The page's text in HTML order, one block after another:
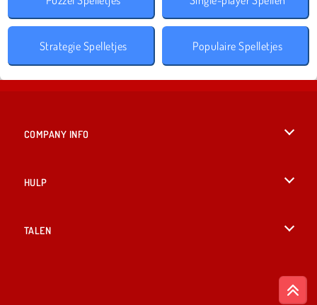
Strategie Spelletjes Populaire Spelletjes
COMPANY INFO
HULP
TALEN